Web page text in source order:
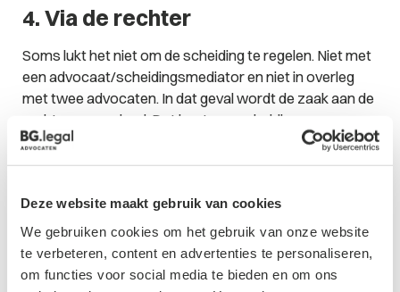
Deze website maakt gebruik van cookies
We gebruiken cookies om het gebruik van onze website
te verbeteren, content en advertenties te personaliseren,
om functies voor social media te bieden en om ons
4. Via de rechter
Soms lukt het niet om de scheiding te regelen. Niet met
een advocaat/scheidingsmediator en niet in overleg
met twee advocaten. In dat geval wordt de zaak aan de
rechter voorgelegd. Dat heet een scheiding op
tegenspraak. U moet dan ook zelf naar de rechtbank en
de rechter beslist over alle punten waarover jullie het
alimentatie, wie waar gaat wonen en (indien van
toepassing) het ouderschapsplan. Zo’n gerechtelijke
procedure neemt al gauw enige maanden in beslag. Als
de situatie er om vraagt, kan de rechter op aanvraag